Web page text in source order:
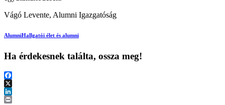
Vágó Levente, Alumni Igazgatóság
AlumniHallgatói élet és alumni
Ha érdekesnek találta, ossza meg!
Facebook
X
LinkedIn